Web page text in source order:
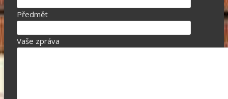
Předmět
Vaše zpráva